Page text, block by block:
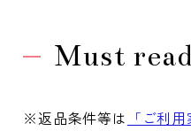
Must read
※返品条件等は 「ご利用